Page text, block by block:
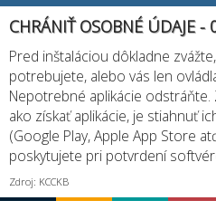
CHRÁNIŤ OSOBNÉ ÚDAJE
Pred inštaláciou dôkladne
potrebujete, alebo vás len
Nepotrebné aplikácie
ako získať aplikácie, je stiahnuť
(Google Play, Apple App Store
poskytujete pri potvrdení
Zdroj: KCCKB